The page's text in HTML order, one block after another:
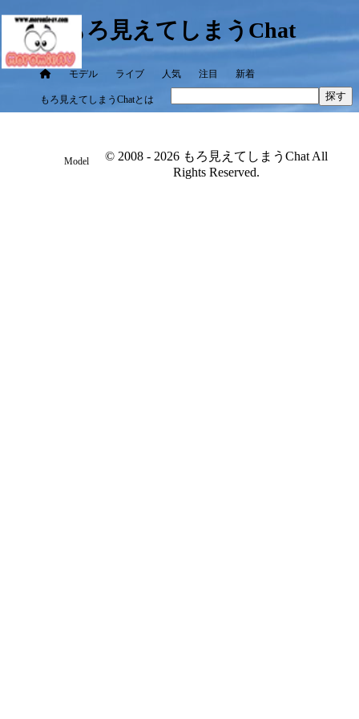
もろ見えてしまうChat
モデル ライブ 人気 注目 新着
もろ見えてしまうChatとは 探す
Model
© 2008 - 2026 もろ見えてしまうChat All
Rights Reserved.